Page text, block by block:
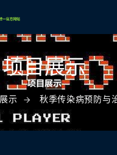
项目展示
示 秋季传染病预防与